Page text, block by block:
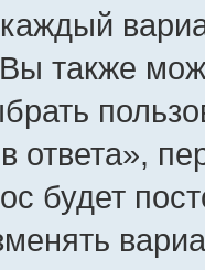
также
ответа»,
будет